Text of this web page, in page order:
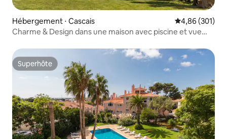
Hébergement ⋅ Cascais Évaluation
4,86 (301)
Charme & Design dans une maison avec piscine et vue
Superhôte
Superhôte